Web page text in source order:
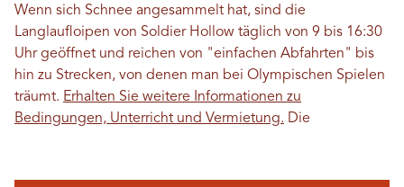
Wenn sich Schnee angesammelt hat, sind die
Langlaufloipen von Soldier Hollow täglich von 9 bis 16:30
Uhr geöffnet und reichen von "einfachen Abfahrten" bis
hin zu Strecken, von denen man bei Olympischen Spielen
träumt. Erhalten Sie weitere Informationen zu
Bedingungen, Unterricht und Vermietung. Die